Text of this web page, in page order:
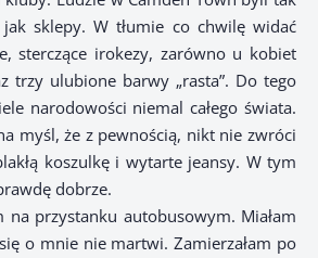
sklepy. W tłumie co chwilę widać
sterczące irokezy, zarówno u kobiet
trzy ulubione barwy „rasta”. Do tego
narodowości niemal całego świata.
myśl, że z pewnością, nikt nie zwróci
koszulkę i wytarte jeansy. W tym
dobrze.
na przystanku autobusowym. Miałam
o mnie nie martwi. Zamierzałam po